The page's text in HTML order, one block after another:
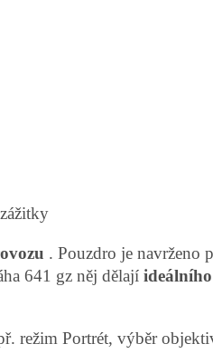
. Pouzdro je navrženo
641 gz něj dělají
režim Portrét, výběr